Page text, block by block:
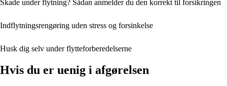
Skade under flytning? Sådan anmelder du den korrekt til forsikringen
Indflytningsrengøring uden stress og forsinkelse
Husk dig selv under flytteforberedelserne
Hvis du er uenig i afgørelsen